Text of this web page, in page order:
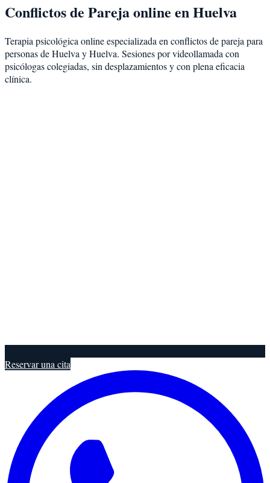
Conflictos de Parejaonline enHuelva
Terapia psicológica online especializada en conflictos de pareja para
personas deHuelva yHuelva. Sesiones por videollamada con
psicólogas colegiadas, sin desplazamientos y con plena eficacia
clínica.
Reservar una cita